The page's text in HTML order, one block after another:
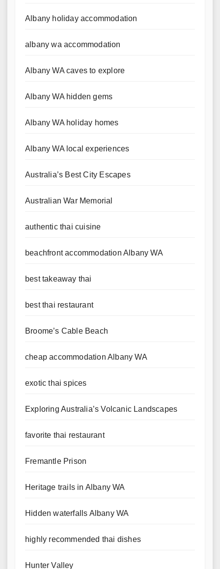
Albany holiday accommodation
albany wa accommodation
Albany WA caves to explore
Albany WA hidden gems
Albany WA holiday homes
Albany WA local experiences
Australia’s Best City Escapes
Australian War Memorial
authentic thai cuisine
beachfront accommodation Albany WA
best takeaway thai
best thai restaurant
Broome’s Cable Beach
cheap accommodation Albany WA
exotic thai spices
Exploring Australia’s Volcanic Landscapes
favorite thai restaurant
Fremantle Prison
Heritage trails in Albany WA
Hidden waterfalls Albany WA
highly recommended thai dishes
Hunter Valley